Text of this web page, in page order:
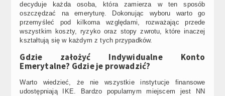
decyduje każda osoba, która zamierza w ten sposób
oszczędzać na emeryturę. Dokonując wyboru warto go
przemyśleć pod kilkoma względami, rozważając przede
wszystkim koszty, ryzyko oraz stopy zwrotu, które inaczej
kształtują się w każdym z tych przypadków.
Gdzie założyć Indywidualne Konto
Emerytalne? Gdzie je prowadzić?
Warto wiedzieć, że nie wszystkie instytucje finansowe
udostępniają IKE. Bardzo popularnym miejscem jest NN